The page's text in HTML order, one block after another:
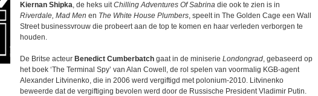
Kiernan Shipka, de heks uitChilling Adventures Of Sabrina die ook te zien is in
Riverdale, Mad Men en The White House Plumbers, speelt in The Golden Cage een Wall
Street businessvrouw die probeert aan de top te komen en haar verleden verborgen te
houden.
De Britse acteur Benedict Cumberbatch gaat in de miniserie Londongrad, gebaseerd op
het boek ‘The Terminal Spy’ van Alan Cowell, de rol spelen van voormalig KGB-agent
Alexander Litvinenko, die in 2006 werd vergiftigd met polonium-2010. Litvinenko
beweerde dat de vergiftiging bevolen werd door de Russische President Vladimir Putin.